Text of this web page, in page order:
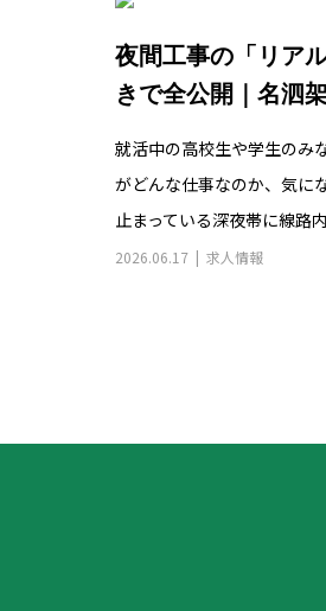
夜間工事の「リア
きで全公開｜名泗
就活中の高校生や学生のみ
がどんな仕事なのか、気に
止まっている深夜帯に線路
2026.06.17 求人情報